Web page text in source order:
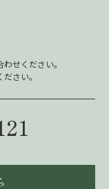
せください。
さい。